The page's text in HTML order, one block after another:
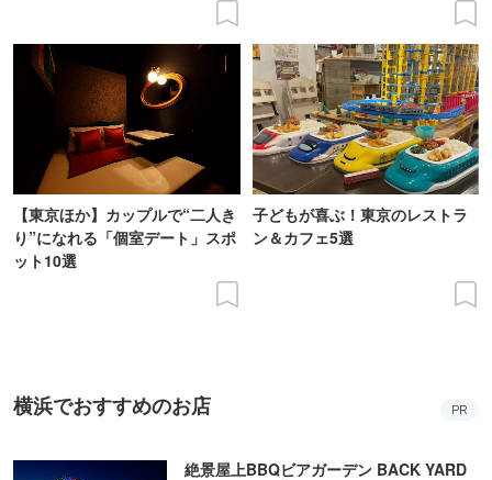
【東京ほか】カップルで“二人き
り”になれる「個室デート」スポ
ット10選
子どもが喜ぶ！東京のレストラ
ン＆カフェ5選
横浜でおすすめのお店 PR
絶景屋上BBQビアガーデン BACK YARD